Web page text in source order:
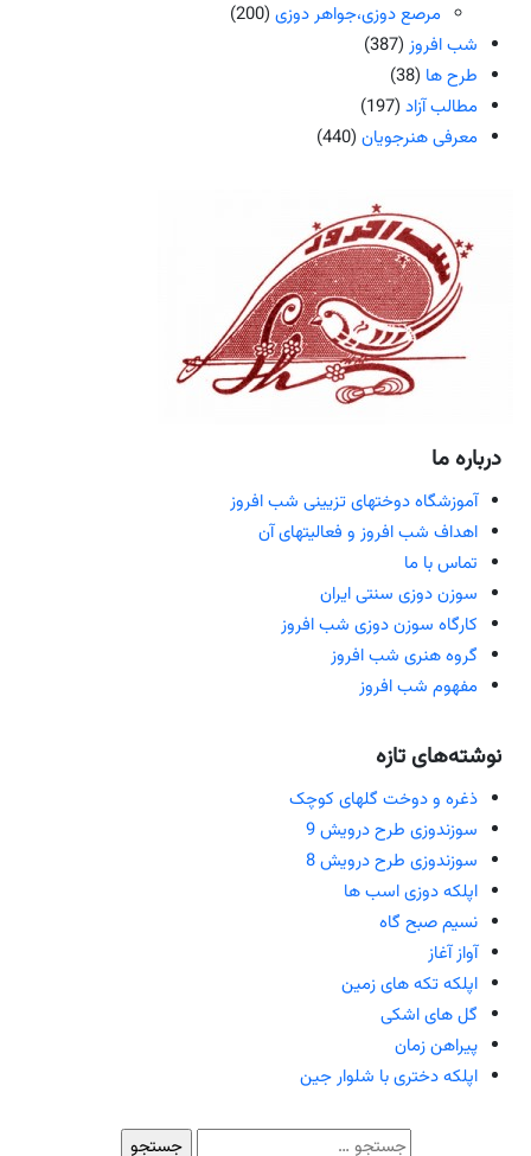
مرصع دوزی،جواهر دوزی (200)
شب افروز (387)
طرح ها (38)
مطالب آزاد (197)
معرفی هنرجویان (440)
درباره ما
آموزشگاه دوختهای تزیینی شب افروز
اهداف شب افروز و فعالیتهای آن
تماس با ما
سوزن دوزی سنتی ایران
کارگاه سوزن دوزی شب افروز
گروه هنری شب افروز
مفهوم شب افروز
نوشته‌های تازه
ذغره و دوخت گلهای کوچک
سوزندوزی طرح درویش 9
سوزندوزی طرح درویش 8
اپلکه دوزی اسب ها
نسیم صبح گاه
آواز آغاز
اپلکه تکه های زمین
گل های اشکی
پیراهن زمان
اپلکه دختری با شلوار جین
جستجو